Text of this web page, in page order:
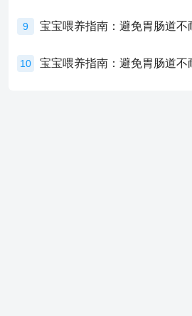
9 宝宝喂养指南：避免胃肠道不
10 宝宝喂养指南：避免胃肠道不